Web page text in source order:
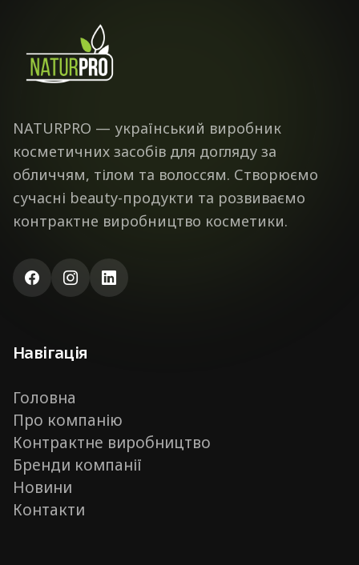
NATURPRO — український виробник
косметичних засобів для догляду за
обличчям, тілом та волоссям. Створюємо
сучасні beauty-продукти та розвиваємо
контрактне виробництво косметики.
Навігація
Головна
Про компанію
Контрактне виробництво
Бренди компанії
Новини
Контакти